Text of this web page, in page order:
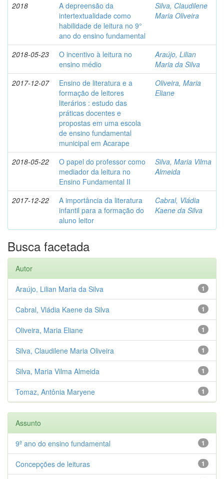
2018
A depreensão da
intertextualidade como
habilidade de leitura no 9°
ano do ensino fundamental
Silva, Claudilene
Maria Oliveira
2018-05-23
O incentivo à leitura no
ensino médio
Araújo, Lilian
Maria da Silva
2017-12-07
Ensino de literatura e a
formação de leitores
literários : estudo das
práticas docentes e
propostas em uma escola
de ensino fundamental
municipal em Acarape
Oliveira, Maria
Eliane
2018-05-22
O papel do professor como
mediador da leitura no
Ensino Fundamental II
Silva, Maria Vilma
Almeida
2017-12-22
A importância da literatura
infantil para a formação do
aluno leitor
Cabral, Vládia
Kaene da Silva
Busca facetada
Autor
1
Araújo, Lilian Maria da Silva
1
Cabral, Vládia Kaene da Silva
1
Oliveira, Maria Eliane
1
Silva, Claudilene Maria Oliveira
1
Silva, Maria Vilma Almeida
1
Tomaz, Antônia Maryene
Assunto
1
9º ano do ensino fundamental
1
Concepções de leituras